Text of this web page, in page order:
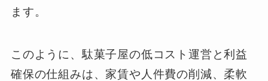
ます。
このように、駄菓子屋の低コスト運営と利益
確保の仕組みは、家賃や人件費の削減、柔軟